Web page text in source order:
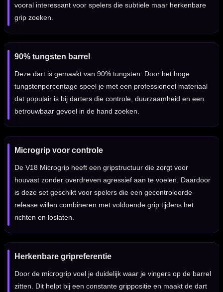
vooral interessant voor spelers die subtiele maar herkenbare
grip zoeken.
90% tungsten barrel
Deze dart is gemaakt van 90% tungsten. Door het hoge
tungstenpercentage speel je met een professioneel materiaal
dat populair is bij darters die controle, duurzaamheid en een
betrouwbaar gevoel in de hand zoeken.
Microgrip voor controle
De V18 Microgrip heeft een gripstructuur die zorgt voor
houvast zonder overdreven agressief aan te voelen. Daardoor
is deze set geschikt voor spelers die een gecontroleerde
release willen combineren met voldoende grip tijdens het
richten en loslaten.
Herkenbare gripreferentie
Door de microgrip voel je duidelijk waar je vingers op de barrel
zitten. Dit helpt bij een constante grippositie en maakt de dart